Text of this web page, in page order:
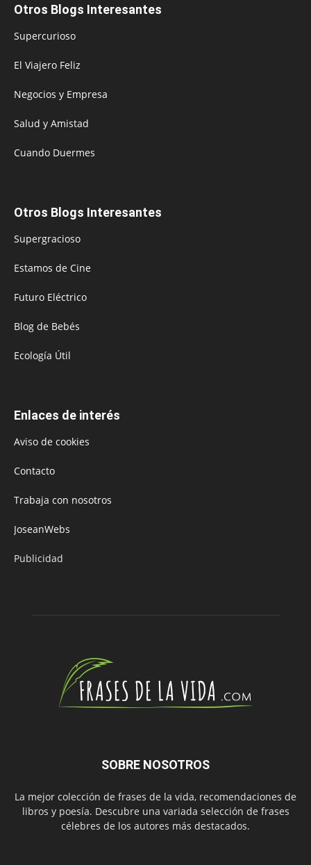
Otros Blogs Interesantes
Supercurioso
El Viajero Feliz
Negocios y Empresa
Salud y Amistad
Cuando Duermes
Otros Blogs Interesantes
Supergracioso
Estamos de Cine
Futuro Eléctrico
Blog de Bebés
Ecología Útil
Enlaces de interés
Aviso de cookies
Contacto
Trabaja con nosotros
JoseanWebs
Publicidad
SOBRE NOSOTROS
La mejor colección de frases de la vida, recomendaciones de
libros y poesía. Descubre una variada selección de frases
célebres de los autores más destacados.